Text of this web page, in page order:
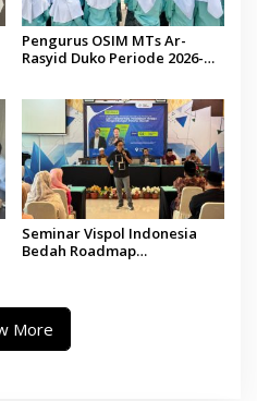
Pengurus OSIM MTs Ar-
Rasyid Duko Periode 2026-
Seminar Vispol Indonesia
Bedah Roadmap
Jadi Kunci
More